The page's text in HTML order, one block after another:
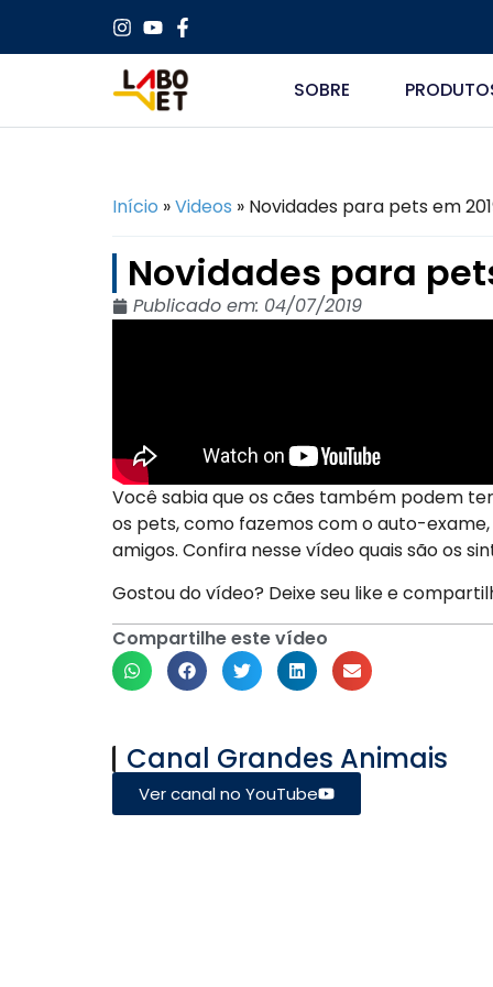
SOBRE
Início »Videos » Novidades para pets em
Novidades para
Publicado em: 04/07/2019
Você sabia que os cães também podem
os pets, como fazemos com o auto-
amigos. Confira nesse vídeo quais são os
Gostou do vídeo? Deixe seu like e
Compartilhe este vídeo
Canal Grandes Animais
Ver canal no YouTube